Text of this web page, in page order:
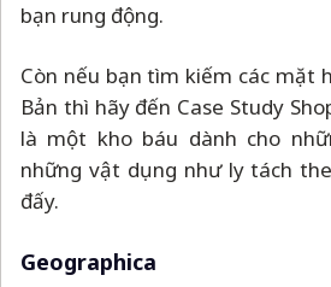
bạn rung động.
Còn nếu bạn tìm kiếm các mặt
Bản thì hãy đến Case Study
là một kho báu dành cho
những vật dụng như ly tách
đấy.
Geographica